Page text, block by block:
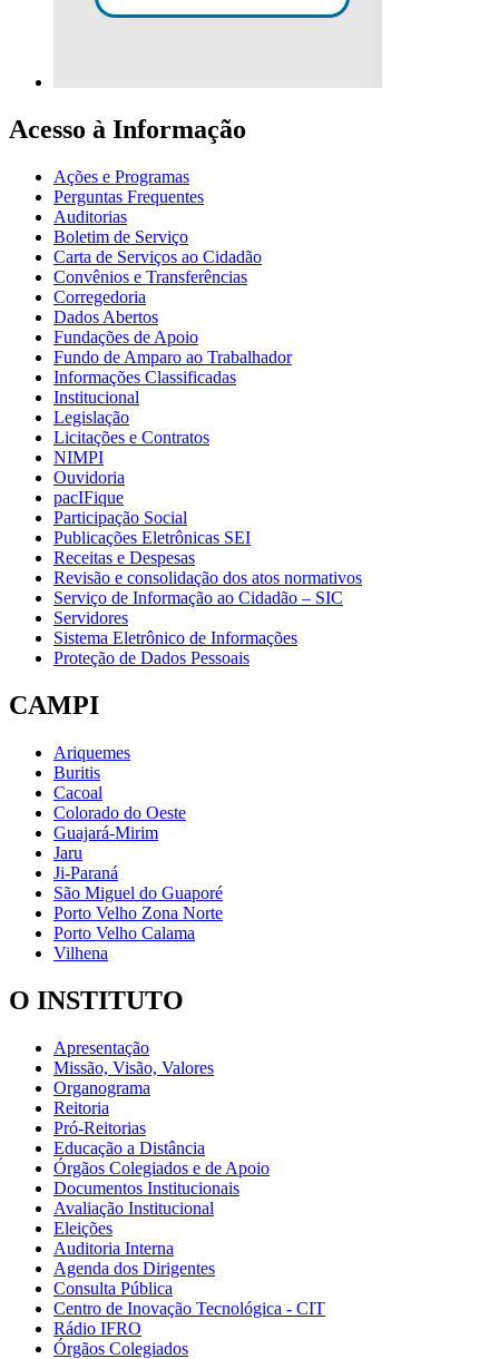
Acesso à Informação
Ações e Programas
Perguntas Frequentes
Auditorias
Boletim de Serviço
Carta de Serviços ao Cidadão
Convênios e Transferências
Corregedoria
Dados Abertos
Fundações de Apoio
Fundo de Amparo ao Trabalhador
Informações Classificadas
Institucional
Legislação
Licitações e Contratos
NIMPI
Ouvidoria
pacIFique
Participação Social
Publicações Eletrônicas SEI
Receitas e Despesas
Revisão e consolidação dos atos normativos
Serviço de Informação ao Cidadão – SIC
Servidores
Sistema Eletrônico de Informações
Proteção de Dados Pessoais
CAMPI
Ariquemes
Buritis
Cacoal
Colorado do Oeste
Guajará-Mirim
Jaru
Ji-Paraná
São Miguel do Guaporé
Porto Velho Zona Norte
Porto Velho Calama
Vilhena
O INSTITUTO
Apresentação
Missão, Visão, Valores
Organograma
Reitoria
Pró-Reitorias
Educação a Distância
Órgãos Colegiados e de Apoio
Documentos Institucionais
Avaliação Institucional
Eleições
Auditoria Interna
Agenda dos Dirigentes
Consulta Pública
Centro de Inovação Tecnológica - CIT
Rádio IFRO
Órgãos Colegiados